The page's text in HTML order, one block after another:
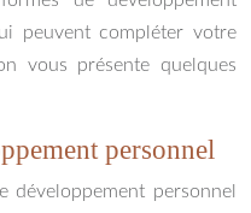
peuvent compléter votre
vous présente quelques
personnel
développement personnel